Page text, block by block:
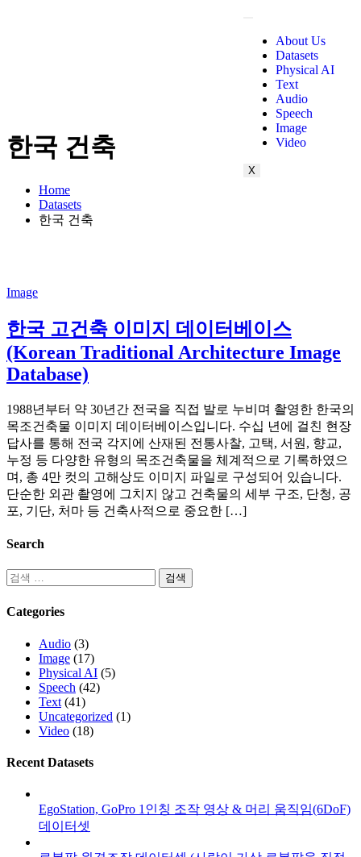
About Us
Datasets
Physical AI
Text
Audio
Speech
Image
Video
X
한국 건축
Home
Datasets
한국 건축
Image
한국 고건축 이미지 데이터베이스
(Korean Traditional Architecture Image
Database)
1988년부터 약 30년간 전국을 직접 발로 누비며 촬영한 한국의
목조건축물 이미지 데이터베이스입니다. 수십 년에 걸친 현장
답사를 통해 전국 각지에 산재된 전통사찰, 고택, 서원, 향교,
누정 등 다양한 유형의 목조건축물을 체계적으로 기록하였으
며, 총 4만 컷의 고해상도 이미지 파일로 구성되어 있습니다.
단순한 외관 촬영에 그치지 않고 건축물의 세부 구조, 단청, 공
포, 기단, 처마 등 건축사적으로 중요한 […]
Search
Categories
Audio (3)
Image (17)
Physical AI (5)
Speech (42)
Text (41)
Uncategorized (1)
Video (18)
Recent Datasets
EgoStation, GoPro 1인칭 조작 영상 & 머리 움직임(6DoF)
데이터셋